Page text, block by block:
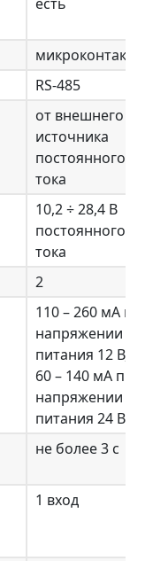
микроконтакт
RS-485
от внешнего
источника
постоянного
тока
10,2 ÷ 28,4 В
постоянного
тока
2
110 – 260 мА при
напряжении
питания 12 В,
60 – 140 мА при
напряжении
питания 24 В
не более 3 с
1 вход